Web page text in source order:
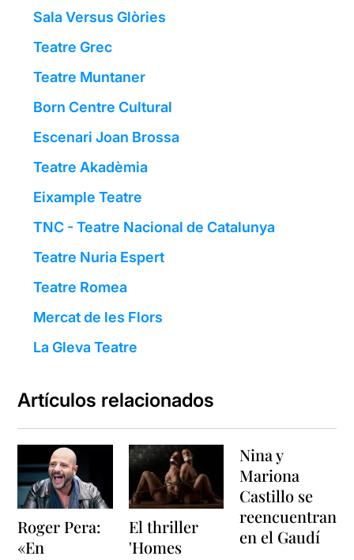
Sala Versus Glòries
Teatre Grec
Teatre Muntaner
Born Centre Cultural
Escenari Joan Brossa
Teatre Akadèmia
Eixample Teatre
TNC - Teatre Nacional de Catalunya
Teatre Nuria Espert
Teatre Romea
Mercat de les Flors
La Gleva Teatre
Artículos relacionados
Roger Pera:
«En
El thriller
'Homes
Nina y
Mariona
Castillo se
reencuentran
en el Gaudí